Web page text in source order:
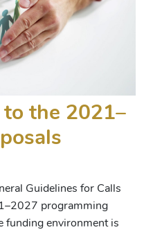
the 2021–
Guidelines for Calls
programming
funding environment is